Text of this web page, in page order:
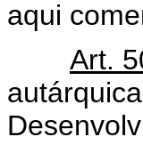
aqui
Art.